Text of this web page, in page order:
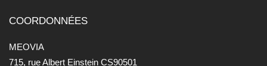
COORDONNÉES
MEOVIA
715, rue Albert Einstein CS90501